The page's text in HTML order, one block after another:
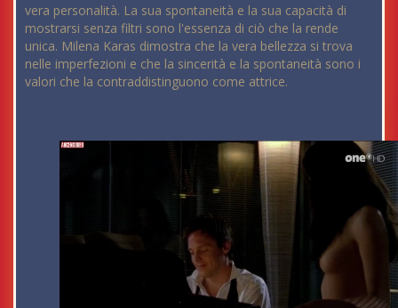
vera personalità. La sua spontaneità e la sua capacità di
mostrarsi senza filtri sono l'essenza di ciò che la rende
unica. Milena Karas dimostra che la vera bellezza si trova
nelle imperfezioni e che la sincerità e la spontaneità sono i
valori che la contraddistinguono come attrice.